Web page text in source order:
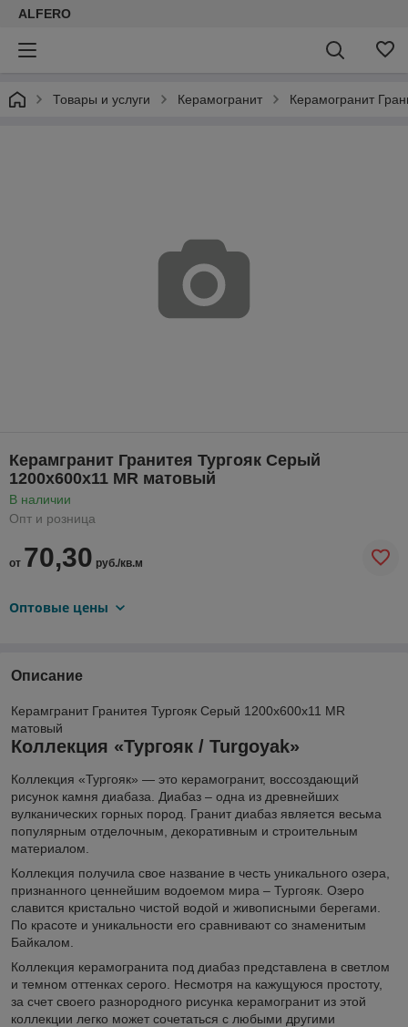
ALFERO
Товары и услуги Керамогранит Керамогранит
Керамгранит Гранитея Тургояк Серый
1200х600х11 MR матовый
В наличии
Опт и розница
от 70,30 руб./кв.м
Оптовые цены
Описание
Керамгранит Гранитея Тургояк Серый 1200х600х11 MR
матовый
Коллекция «Тургояк / Turgoyak»
Коллекция «Тургояк» — это керамогранит, воссоздающий
рисунок камня диабаза. Диабаз – одна из древнейших
вулканических горных пород. Гранит диабаз является весьма
популярным отделочным, декоративным и строительным
материалом.
Коллекция получила свое название в честь уникального озера,
признанного ценнейшим водоемом мира – Тургояк. Озеро
славится кристально чистой водой и живописными берегами.
По красоте и уникальности его сравнивают со знаменитым
Байкалом.
Коллекция керамогранита под диабаз представлена в светлом
и темном оттенках серого. Несмотря на кажущуюся простоту,
за счет своего разнородного рисунка керамогранит из этой
коллекции легко может сочетаться с любыми другими